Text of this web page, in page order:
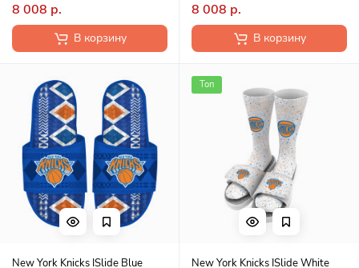
8 008 р.
В корзину
8 008 р.
В корзину
New York Knicks ISlide Blue
Топ
New York Knicks ISlide White